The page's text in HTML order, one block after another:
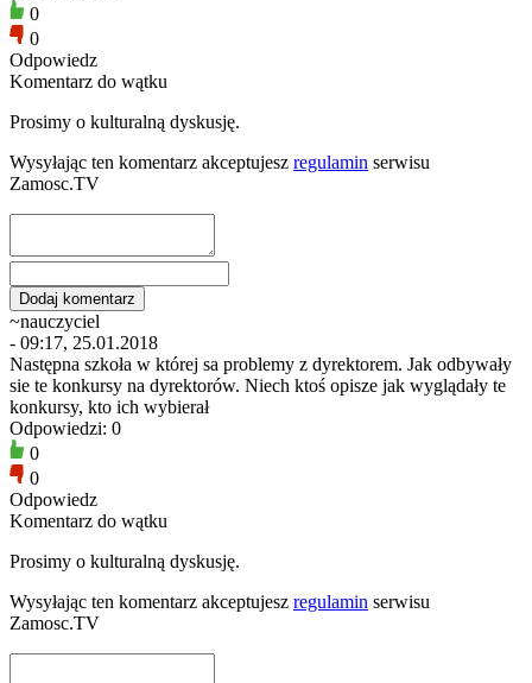
0
0
Odpowiedz
Komentarz do wątku
Prosimy o kulturalną dyskusję.
Wysyłając ten komentarz akceptujesz regulamin serwisu
Zamosc.TV
~nauczyciel
- 09:17, 25.01.2018
Następna szkoła w której sa problemy z dyrektorem. Jak odbywały
sie te konkursy na dyrektorów. Niech ktoś opisze jak wyglądały te
konkursy, kto ich wybierał
Odpowiedzi: 0
0
0
Odpowiedz
Komentarz do wątku
Prosimy o kulturalną dyskusję.
Wysyłając ten komentarz akceptujesz regulamin serwisu
Zamosc.TV